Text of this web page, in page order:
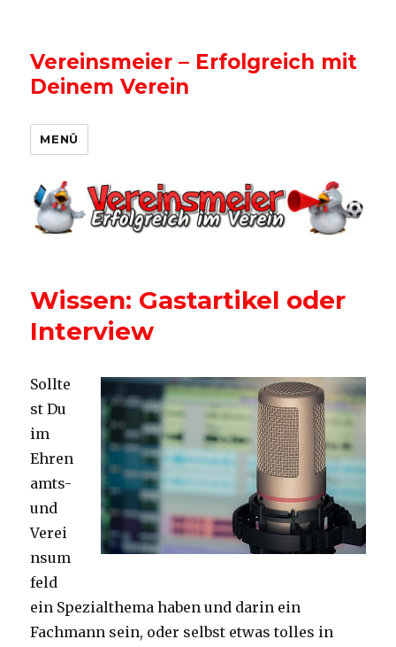
Vereinsmeier – Erfolgreich mit
Deinem Verein
MENÜ
Wissen: Gastartikel oder
Interview
Sollte
st Du
im
Ehren
amts-
und
Verei
nsum
feld
ein Spezialthema haben und darin ein
Fachmann sein, oder selbst etwas tolles in